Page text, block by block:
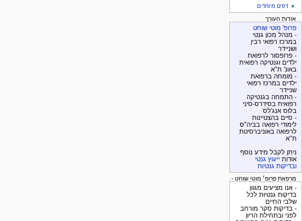
דפים מיוחדים
אודות העורך
פרופ' מוטי שוחט
- מנהל מכון גנטי
במרכז רפואי רבין
ושניידר
- פרופסור לרפואת
ילדים וגנטיקה רפואית
באונ' ת"א
- מומחה ברפואת
ילדים במרכז רפואי
שניידר
- התמחה בגנטיקה
רפואית בסידרס-סיני
בלוס אנג'לס
- סיים בהצטיינות
לימודי רפואה בביה"ס
לרפואה באוניברסיטת
ת"א
ניתן לקבל מידע נוסף
אודות ייעוץ גנטי
ובדיקות גנטיות
מרפאת פרופ׳ מוטי שוחט - בדיקות גנטיות
- אנו מציעים מגוון
בדיקות גנטיות לכל
שלבי החיים
- בדיקות סקר מורחב
לפני ובתחילת הריון